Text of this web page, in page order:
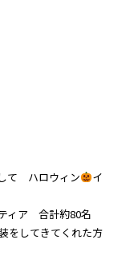
て ハロウィン
イ
ィア 合計約80名
をしてきてくれた方